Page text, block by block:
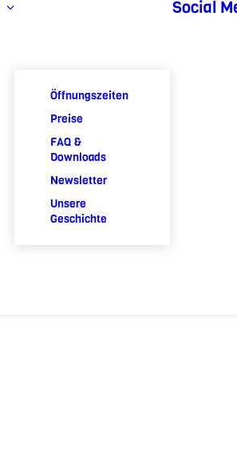
Öffnungszeiten
Preise
FAQ &
Downloads
Newsletter
Unsere
Geschichte
Social